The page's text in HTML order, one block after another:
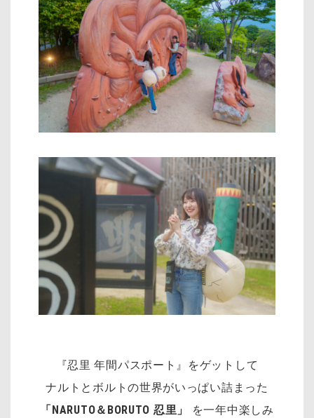
『忍里 年間パスポート』をゲットして
ナルトとボルトの世界がいっぱい詰まった
「NARUTO＆BORUTO 忍里」
を一年中楽しみ